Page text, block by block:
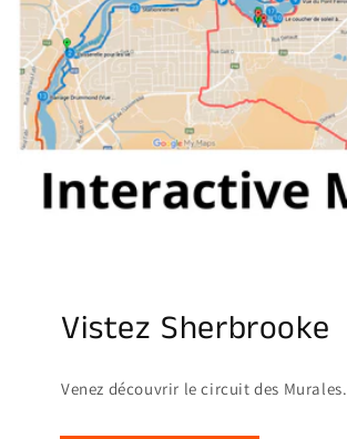
Vistez Sherbrooke
Venez découvrir le circuit des Murales.